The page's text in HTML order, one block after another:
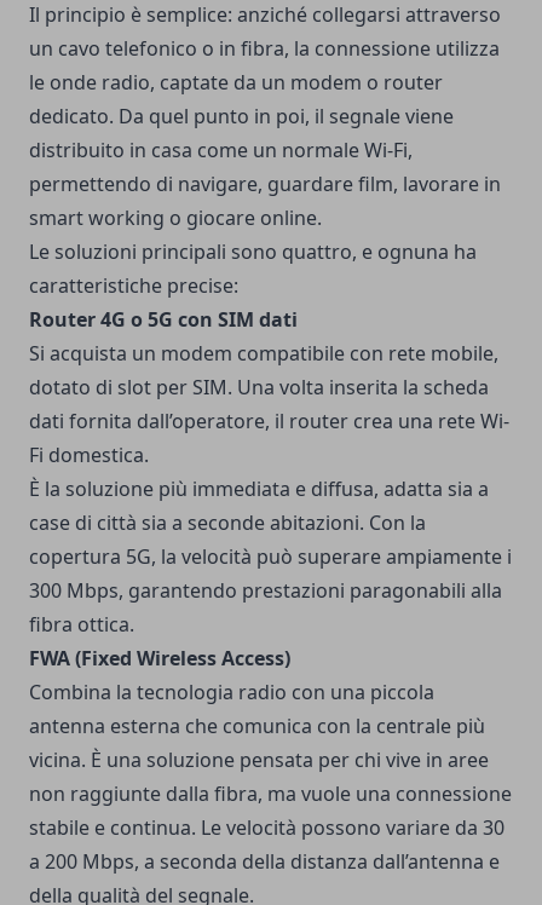
Il principio è semplice: anziché collegarsi attraverso
un cavo telefonico o in fibra, la connessione utilizza
le onde radio, captate da un modem o router
dedicato. Da quel punto in poi, il segnale viene
distribuito in casa come un normale Wi-Fi,
permettendo di navigare, guardare film, lavorare in
smart working o giocare online.
Le soluzioni principali sono quattro, e ognuna ha
caratteristiche precise:
Router 4G o 5G con SIM dati
Si acquista un modem compatibile con rete mobile,
dotato di slot per SIM. Una volta inserita la scheda
dati fornita dall’operatore, il router crea una rete Wi-
Fi domestica.
È la soluzione più immediata e diffusa, adatta sia a
case di città sia a seconde abitazioni. Con la
copertura 5G, la velocità può superare ampiamente i
300 Mbps, garantendo prestazioni paragonabili alla
fibra ottica.
FWA (Fixed Wireless Access)
Combina la tecnologia radio con una piccola
antenna esterna che comunica con la centrale più
vicina. È una soluzione pensata per chi vive in aree
non raggiunte dalla fibra, ma vuole una connessione
stabile e continua. Le velocità possono variare da 30
a 200 Mbps, a seconda della distanza dall’antenna e
della qualità del segnale.